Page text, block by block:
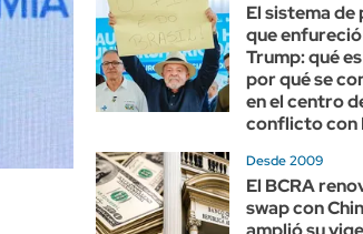
El sistema de
que enfureció
Trump: qué
por qué se
en el centro
conflicto con
Desde 2009
El BCRA
swap con